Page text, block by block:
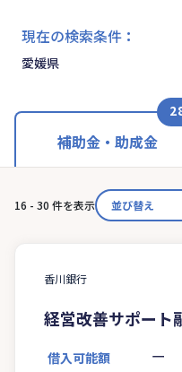
なお、融資情報、な
談する」の各機能は
現在の検索条件 ：
愛媛県
補助金・助成金
16 - 30 件を表示
香川銀行
経営改善サポート
借入可能額 ー